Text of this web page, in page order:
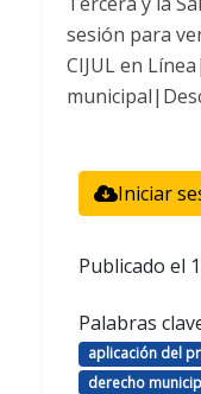
sesión para
CIJUL en
Iniciar
Publicado el
Palabras
aplicación del
derecho